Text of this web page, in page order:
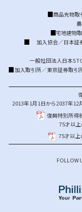
商品先物取
宅地建物
加入協会／日本証
一般社団法人日本
加入取引所／東京証券取引
2013年1月1日から2037年12
復興特別所得
75才以
75才以上
FOLLOW